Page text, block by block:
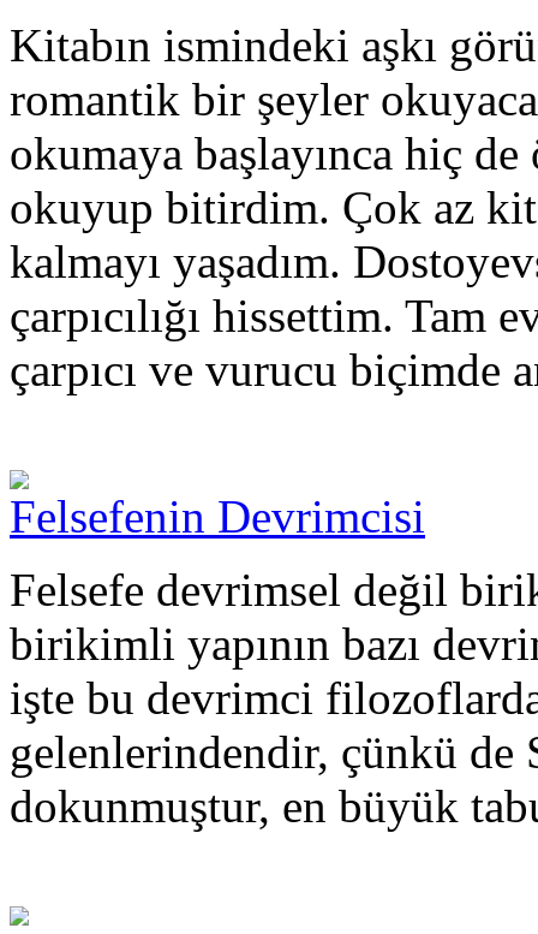
Kitabın ismindeki aşkı
romantik bir şeyler
okumaya başlayınca hiç
okuyup bitirdim. Çok az
kalmayı yaşadım.
çarpıcılığı hissettim. Tam
çarpıcı ve vurucu biçimde
Felsefenin Devrimcisi
Felsefe devrimsel değil
birikimli yapının bazı
işte bu devrimci
gelenlerindendir, çünkü de
dokunmuştur, en büyük